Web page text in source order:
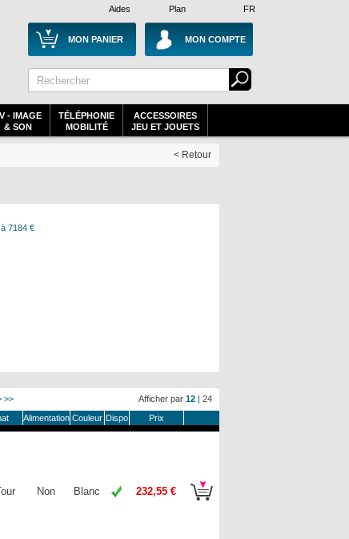
Plan
Aides FR
MON PANIER MON COMPTE
- IMAGE
& SON
TÉLÉPHONIE
MOBILITÉ
ACCESSOIRES
JEU ET JOUETS
< Retour
7184 €
Afficher par 12 | 24
>>
Alimentation Couleur Dispo Prix
Non Blanc 232,55 €